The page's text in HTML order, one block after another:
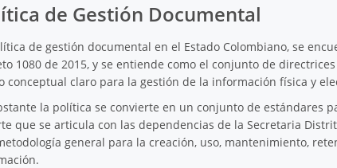
de Gestión Documental
de gestión documental en el Estado Colombiano, se
1080 de 2015, y se entiende como el conjunto de
conceptual claro para la gestión de la información física y
la política se convierte en un conjunto de estándares
que se articula con las dependencias de la Secretaria
general para la creación, uso, mantenimiento,